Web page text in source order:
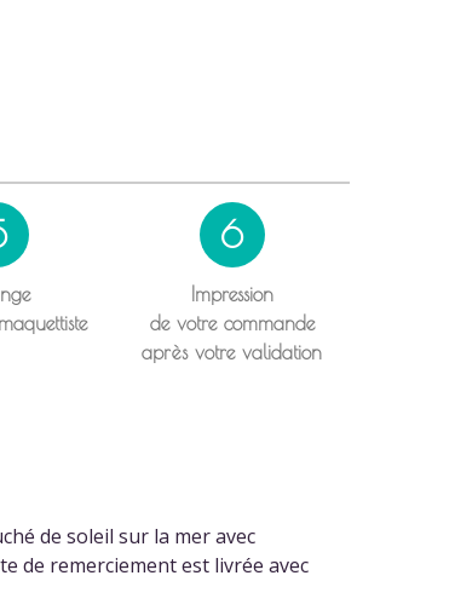
6
Impression
de votre commande
après votre validation
de soleil sur la mer avec
de remerciement est livrée avec